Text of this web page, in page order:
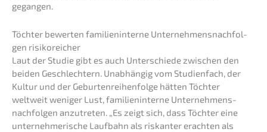
gegangen.
Töchter bewer­ten famili­en­in­ter­ne Unter­neh­mens­nach­fol­
gen risikoreicher
Laut der Studie gibt es auch Unter­schie­de zwischen den
beiden Geschlech­tern. Unabhän­gig vom Studi­en­fach, der
Kultur und der Gebur­ten­rei­hen­fol­ge hätten Töchter
weltweit weniger Lust, famili­en­in­ter­ne Unter­neh­mens­
nach­fol­gen anzutre­ten. „Es zeigt sich, dass Töchter eine
unter­neh­me­ri­sche Laufbahn als riskan­ter erach­ten als